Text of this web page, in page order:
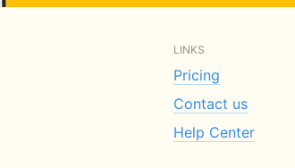
LINKS
Pricing
Contact us
Help Center